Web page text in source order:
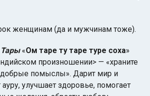
женщинам (да и мужчинам тоже).
Тары«Ом таре ту таре туре соха»
произношении> — «храните
добрые помыслы». Дарит мир и
ауру, улучшает здоровье, помогает